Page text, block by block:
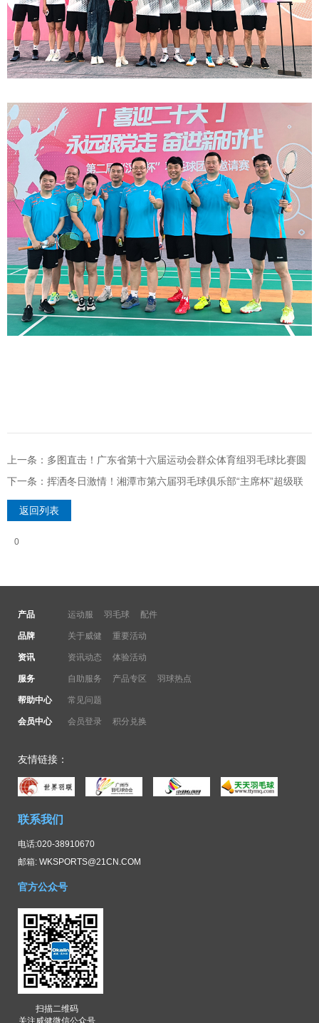
上一条：多图直击！广东省第十六届运动会群众体育组羽毛球比赛圆
满落幕
下一条：挥洒冬日激情！湘潭市第六届羽毛球俱乐部“主席杯”超级联
赛圆满落幕
返回列表
0
产品 运动服 羽毛球 配件
品牌 关于威健 重要活动
资讯 资讯动态 体验活动
服务 自助服务 产品专区 羽球热点
帮助中心 常见问题
会员中心 会员登录 积分兑换
友情链接：
联系我们
电话:020-38910670
邮箱: WKSPORTS@21CN.COM
官方公众号
扫描二维码